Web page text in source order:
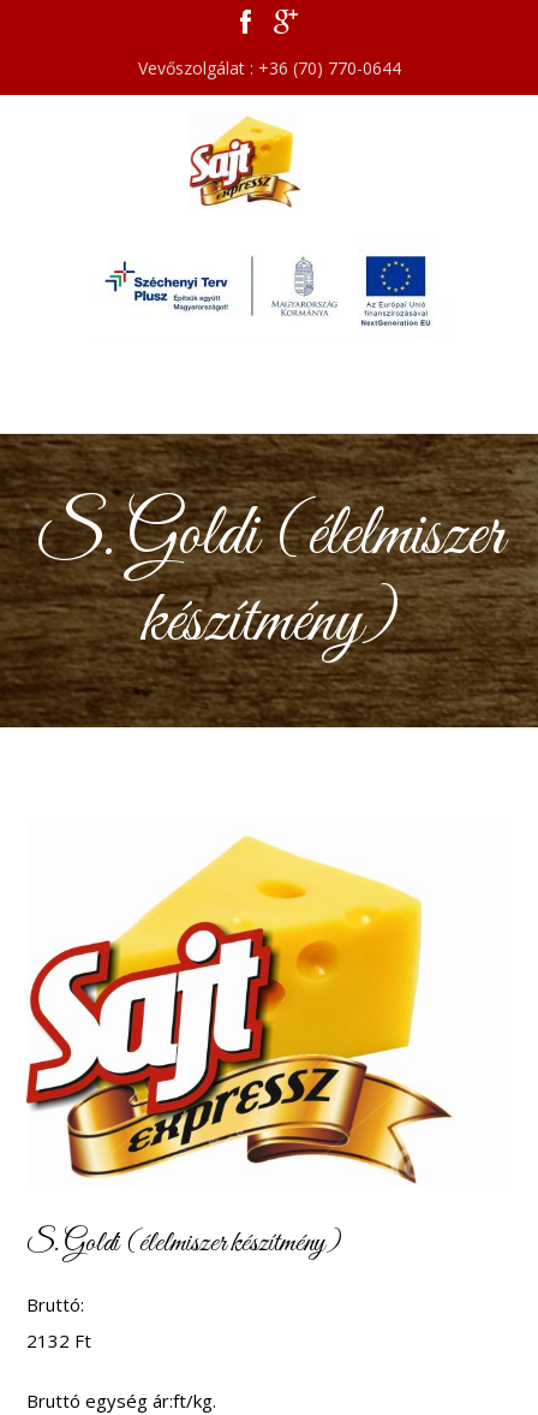
Vevőszolgálat : +36 (70) 770-0644
S. Goldi (élelmiszer
készítmény)
S. Goldi (élelmiszer készítmény)
Bruttó:
2132 Ft
Bruttó egység ár:ft/kg.